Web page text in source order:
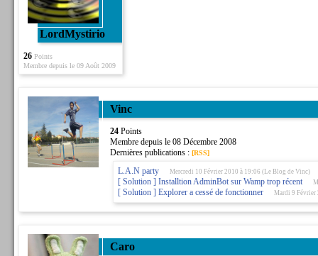
LordMystirio
26Points
Membre depuis le 09 Août 2009
Vinc
24Points
Membre depuis le 08 Décembre 2008
Dernières publications : [RSS]
L.A.N party Mercredi 10 Février 2010 à 19:06 (Le Blog de Vinc)
[ Solution ] Installtion AdminBot sur Wamp trop récent
[ Solution ] Explorer a cessé de fonctionner Mardi 9 Février
Caro